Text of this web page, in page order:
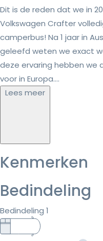
Dit is de reden dat we in
Volkswagen Crafter
camperbus! Na 1 jaar in
geleefd weten we exact
deze ervaring hebben we
voor in Europa....
Lees meer
Kenmerken
Bedindeling
Bedindeling 1